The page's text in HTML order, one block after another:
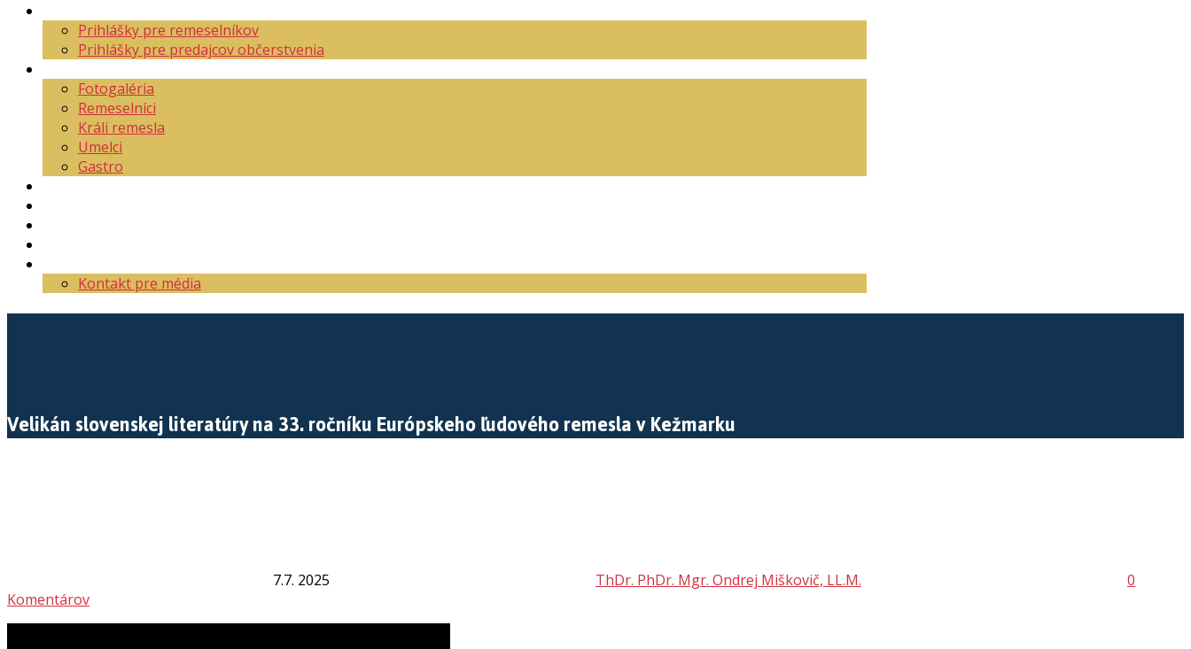
Prihlášky pre remeselníkov
Prihlášky pre predajcov občerstvenia
Fotogaléria
Remeselníci
Králi remesla
Umelci
Gastro
Kontakt pre média
Velikán slovenskej literatúry na 33. ročníku Európskeho ľudového remesla v Kežmarku
7.7. 2025 ThDr. PhDr. Mgr. Ondrej Miškovič, LL.M.
0
Komentárov